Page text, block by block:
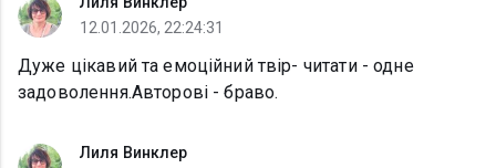
12.01.2026, 22:24:31
Дуже цікавий та емоційний твір- читати - одне
задоволення.Авторові - браво.
Лиля Винклер